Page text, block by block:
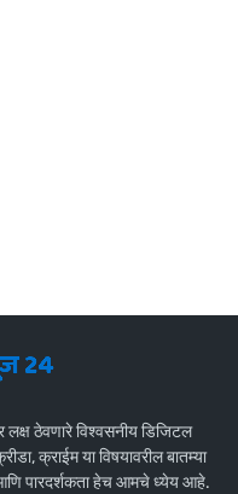
लक्ष ठेवणारे विश्वसनीय डिजिटल
क्राईम या विषयावरील बातम्या
पारदर्शकता हेच आमचे ध्येय आहे.